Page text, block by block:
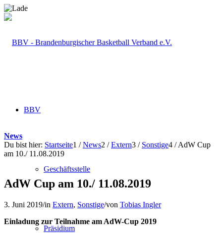
BBV
Geschäftsstelle
Präsidium
News
Du bist hier: Startseite1 / News2 / Extern3 / Sonstige4 / AdW Cup
am 10./ 11.08.2019
AdW Cup am 10./ 11.08.2019
3. Juni 2019/in Extern, Sonstige/von Tobias Ingler
Einladung zur Teilnahme am AdW-Cup 2019